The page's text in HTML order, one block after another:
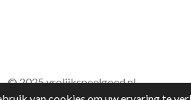
© 2025 vrolijkspeelgoed.nl